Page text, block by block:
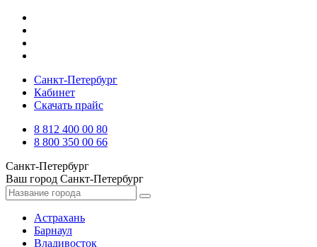
Санкт-Петербург
Кабинет
Скачать прайс
8 812 400 00 80
8 800 350 00 66
Санкт-Петербург
Ваш город Санкт-Петербург
Астрахань
Барнаул
Владивосток